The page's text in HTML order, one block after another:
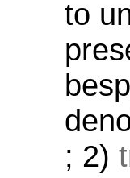
to
; 2)